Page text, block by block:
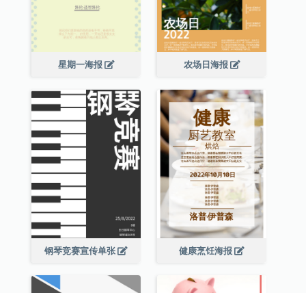
星期一海报 农场日海报
钢琴竞赛宣传单张 健康烹饪海报